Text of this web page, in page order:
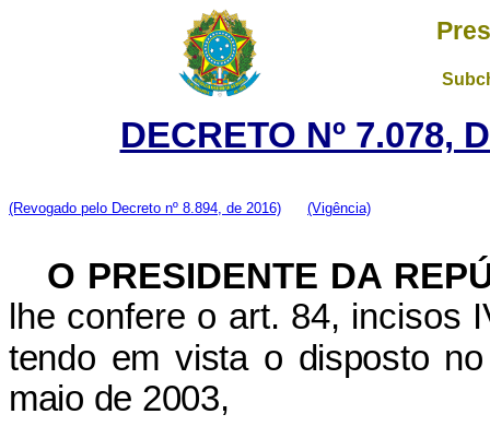
DECRETO Nº 7.078,
(Revogado pelo Decreto nº 8.894, de 2016) (Vigência)
O PRESIDENTE DA
lhe confere o art. 84, incisos
tendo em vista o disposto
maio de 2003,